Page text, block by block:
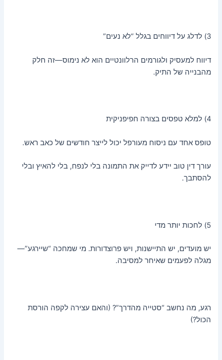
3) לדלג על דיווחים בגלל “לא נעים”
דיווח למעסיק ולגורמים הרלוונטיים הוא לא נימוס—זה חלק
מהבנייה של התיק.
4) למלא טפסים בצורה חפיפניקית
טופס אחד עם ניסוח מעורפל יכול לייצר חודשים של כאב ראש.
עורך דין טוב יידע לדייק את התמונה בלי לנפח, בלי להאיץ ובלי
להסתבך.
5) לחכות יותר מדי
יש מועדים, יש התיישנות, ויש פרוצדורות. מי שמחכה “שיירגע”—
מגלה לפעמים שאיחר למסיבה.
רגע, מה נחשב “סטייה מהדרך”? (והאם עצירה לקפה הורסת
הכול?)